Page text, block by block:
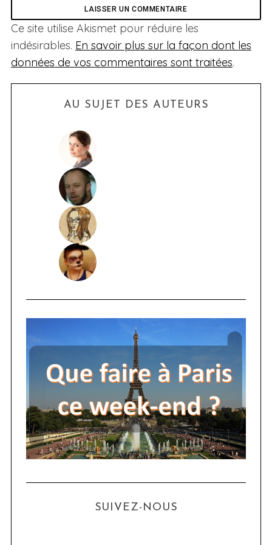
Ce site utilise Akismet pour réduire les
indésirables. En savoir plus sur la façon dont les
données de vos commentaires sont traitées.
AU SUJET DES AUTEURS
SUIVEZ-NOUS